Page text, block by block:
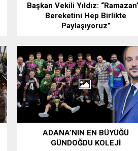
Başkan Vekili Yıldız:
Bereketini Hep Birlikte
Paylaşıyoruz”
ADANA’NIN EN BÜYÜĞÜ
GÜNDOĞDU KOLEJİ